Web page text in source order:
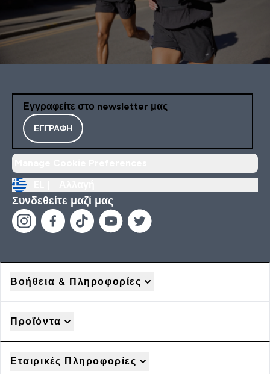
Εγγραφείτε στο newsletter μας
ΕΓΓΡΑΦΉ
Συνδεθείτε μαζί μας
Βοήθεια & Πληροφορίες
Προϊόντα
Εταιρικές Πληροφορίες